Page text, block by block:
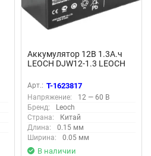
Аккумулятор 12В 1.3А.ч
LEOCH DJW12-1.3 LEOCH
Арт.: T-1623817
Напряжение:
12 — 60 В
Бренд:
Leoch
Страна:
Китай
Длина:
0.15 мм
Ширина:
0.05 мм
В наличии